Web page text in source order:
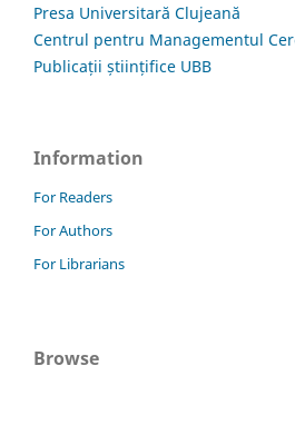
Presa Universitară Clujeană
Centrul pentru Managementul
Publicații științifice UBB
Information
For Readers
For Authors
For Librarians
Browse